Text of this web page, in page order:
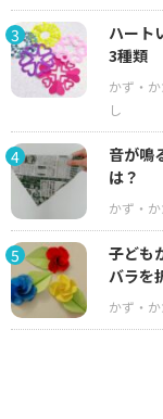
3
ハート
3種類
4
音が鳴
は？
5
子ども
バラを